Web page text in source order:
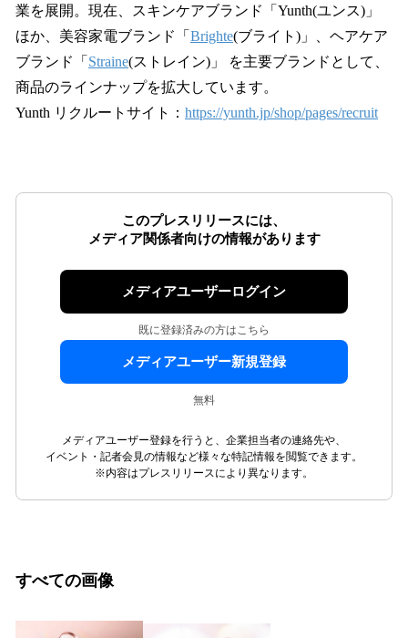
業を展開。現在、スキンケアブランド「Yunth(ユンス)」
ほか、美容家電ブランド「 Brighte(ブライト)」、ヘアケア
ブランド「 Straine(ストレイン)」 を主要ブランドとして、
商品のラインナップを拡大しています。
Yunth リクルートサイト： https://yunth.jp/shop/pages/recruit
このプレスリリースには、
メディア関係者向けの情報があります
メディアユーザーログイン
既に登録済みの方はこちら
メディアユーザー新規登録
無料
メディアユーザー登録を行うと、企業担当者の連絡先や、
イベント・記者会見の情報など様々な特記情報を閲覧できます。
※内容はプレスリリースにより異なります。
すべての画像